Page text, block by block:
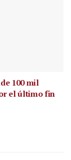
100 mil
el último fin